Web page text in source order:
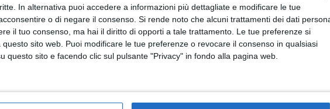
In alternativa puoi accedere a informazioni più dettagliate e modificare le tue
o di negare il consenso. Si rende noto che alcuni trattamenti dei dati
il tuo consenso, ma hai il diritto di opporti a tale trattamento. Le tue preferenze si
sito web. Puoi modificare le tue preferenze o revocare il consenso in qualsiasi
questo sito e facendo clic sul pulsante "Privacy" in fondo alla pagina web.
qualsiasi tema, pur di creare tensioni
con chiarezza cheil dimensionamento scolastico
decisioni nell'interesse collettivo, continuando a
nostri figli vivano in una città che guarda al futuro e
Bene Comune, del Partito Democratico Andria, di